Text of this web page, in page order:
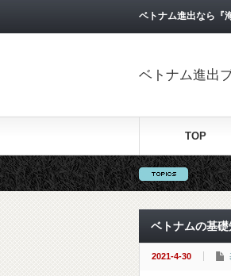
ベトナム進出なら『
ベトナム進出
TOP
ベトナムの基
2021-4-30